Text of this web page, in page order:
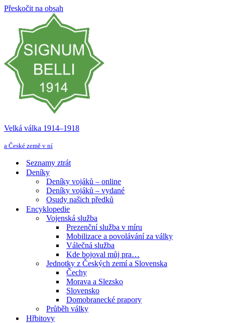
Přeskočit na obsah
Velká válka 1914–⁠⁠⁠⁠⁠⁠1918
a České země v ní
Seznamy ztrát
Deníky
Deníky vojáků – online
Deníky vojáků – vydané
Osudy našich předků
Encyklopedie
Vojenská služba
Prezenční služba v míru
Mobilizace a povolávání za války
Válečná služba
Kde bojoval můj pra…
Jednotky z Českých zemí a Slovenska
Čechy
Morava a Slezsko
Slovensko
Domobranecké prapory
Průběh války
Hřbitovy